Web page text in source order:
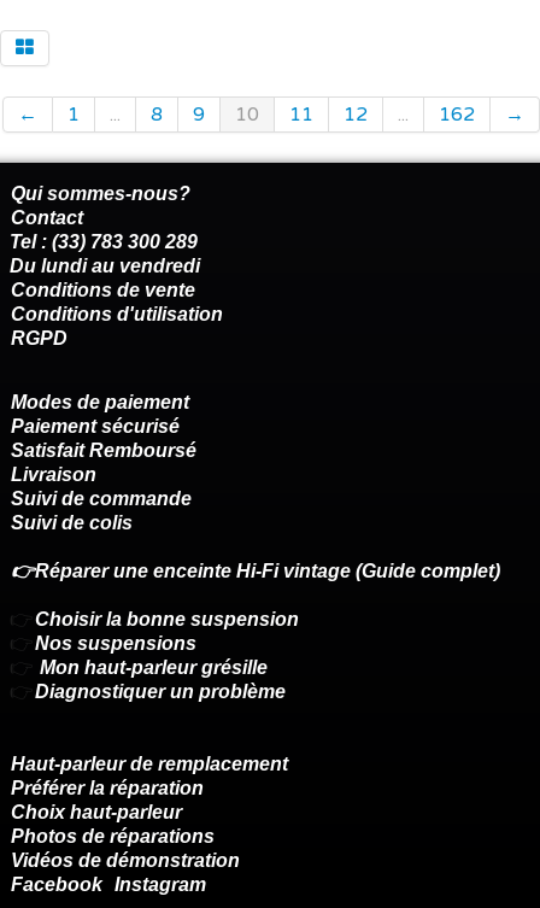
← 1 ... 8 9 10 11 12 ... 162 →
Qui sommes-nous?
Contact
Tel : (33) 783 300 289
Du lundi au vendredi
Conditions de vente
Conditions d'utilisation
RGPD
Modes de paiement
Paiement sécurisé
Satisfait Remboursé
Livraison
Suivi de commande
Suivi de colis
👉Réparer une enceinte Hi-Fi vintage (Guide complet)
👉 Choisir la bonne suspension
👉 Nos suspensions
👉 Mon haut-parleur grésille
👉 Diagnostiquer un problème
Haut-parleur de remplacement
Préférer la réparation
Choix haut-parleur
Photos de réparations
Vidéos de démonstration
Facebook Instagram